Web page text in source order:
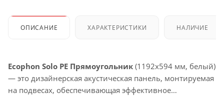
ОПИСАНИЕ ХАРАКТЕРИСТИКИ НАЛИЧИЕ
Ecophon Solo PE Прямоугольник (1192x594 мм, белый)
— это дизайнерская акустическая панель, монтируемая
на подвесах, обеспечивающая эффективное